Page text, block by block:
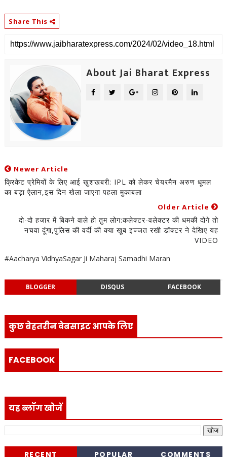
Share This
About Jai Bharat Express
Newer Article
क्रिकेट प्रेमियों के लिए आई खुशखबरी: IPL को लेकर चेयरमैन अरुण धूमल
का बड़ा ऐलान,इस दिन खेला जाएगा पहला मुकाबला
Older Article
दो-दो हजार में बिकने वाले हो तुम लोग:कलेक्टर-वलेक्टर की धमकी दोगे तो
नचवा दूंगा,पुलिस की वर्दी की क्या खूब इज्जत रखी डॉक्टर ने देखिए यह
VIDEO
#Aacharya VidhyaSagar Ji Maharaj Samadhi Maran
BLOGGER DISQUS FACEBOOK
कुछ बेहतरीन वेबसाइट आपके लिए
FACEBOOK
यह ब्लॉग खोजें
RECENT POPULAR COMMENTS